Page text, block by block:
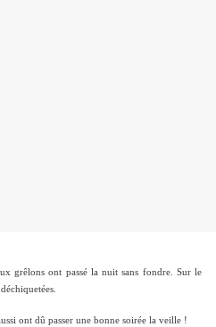
grêlons ont passé la nuit sans fondre. Sur le
ont dû passer une bonne soirée la veille !